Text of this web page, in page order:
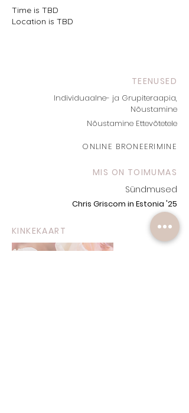
Time is TBD
Location is TBD
TEENUSED
Individuaalne- ja Grupiteraapia,
Nõustamine
Nõustamine Ettevõtetele
ONLINE BRONEERIMINE
MIS ON TOIMUMAS
Sündmused
Chris Griscom in Estonia '25
KINKEKAART